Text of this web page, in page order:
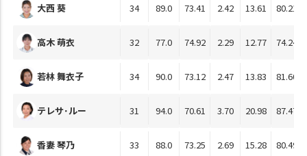
大西 葵 34 89.0 73.41 2.42 13.61 80.21
高木 萌衣 32 77.0 74.92 2.29 12.77 74.24
若林 舞衣子 34 90.0 73.12 2.47 13.83 81.60
テレサ･ルー 31 94.0 70.61 3.70 20.98 87.47
香妻 琴乃 33 88.0 73.25 2.69 15.28 80.49